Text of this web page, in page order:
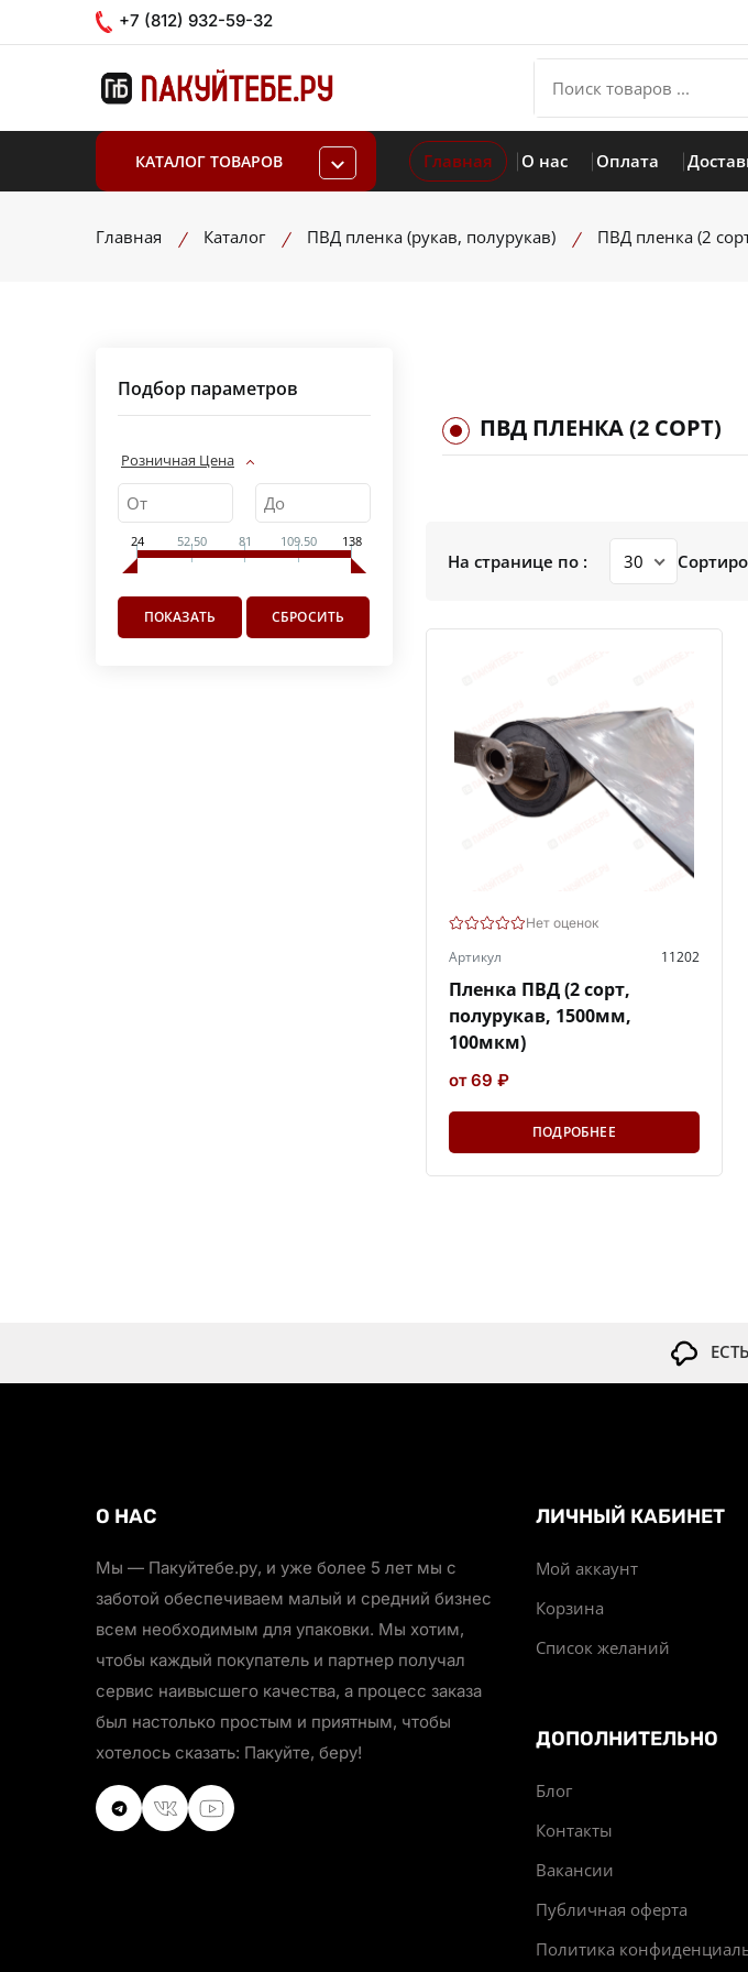
+7 (812) 932-59-32
КАТАЛОГ ТОВАРОВ Главная О нас Оплата
Главная Каталог ПВД пленка (рукав, полурукав) ПВД пленка (2
Подбор параметров
Розничная Цена
24 52.50 81 109.50 138
ПВД ПЛЕНКА (2 СОРТ)
На странице по :
Нет оценок
Артикул 11202
Пленка ПВД (2 сорт,
полурукав, 1500мм,
100мкм)
от 69 ₽
ПОДРОБНЕЕ
О НАС
Мы — Пакуйтебе.ру, и уже более 5 лет мы с
заботой обеспечиваем малый и средний бизнес
всем необходимым для упаковки. Мы хотим,
чтобы каждый покупатель и партнер получал
сервис наивысшего качества, а процесс заказа
был настолько простым и приятным, чтобы
хотелось сказать: Пакуйте, беру!
VKontakteVKontakteYoutube
ЛИЧНЫЙ КАБИНЕТ
Мой аккаунт
Корзина
Список желаний
ДОПОЛНИТЕЛЬНО
Блог
Контакты
Вакансии
Публичная оферта
Политика